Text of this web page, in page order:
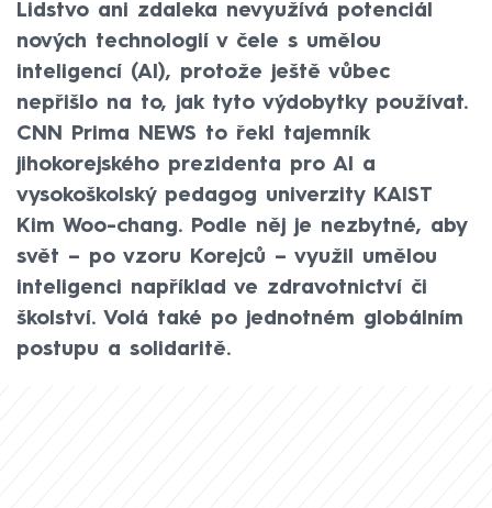
Lidstvo ani zdaleka nevyužívá potenciál
nových technologií v čele s umělou
inteligencí (AI), protože ještě vůbec
nepřišlo na to, jak tyto výdobytky používat.
CNN Prima NEWS to řekl tajemník
jihokorejského prezidenta pro AI a
vysokoškolský pedagog univerzity KAIST
Kim Woo-chang. Podle něj je nezbytné, aby
svět – po vzoru Korejců – využil umělou
inteligenci například ve zdravotnictví či
školství. Volá také po jednotném globálním
postupu a solidaritě.